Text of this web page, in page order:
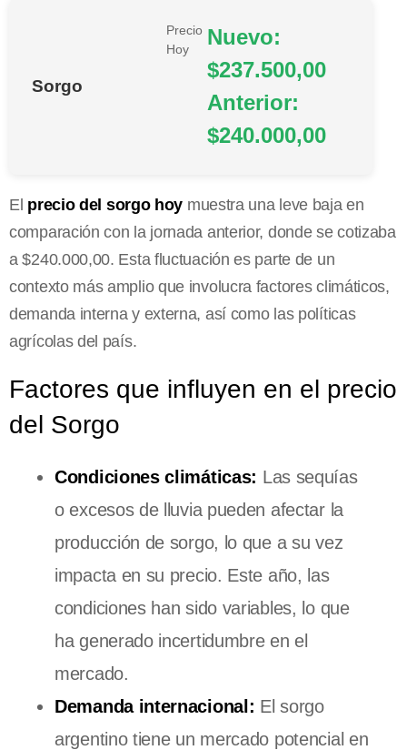
Sorgo
Precio
Hoy
Nuevo:
$237.500,00
Anterior:
$240.000,00
El precio del sorgo hoy muestra una leve baja en
comparación con la jornada anterior, donde se cotizaba
a $240.000,00. Esta fluctuación es parte de un
contexto más amplio que involucra factores climáticos,
demanda interna y externa, así como las políticas
agrícolas del país.
Factores que influyen en el precio
del Sorgo
Condiciones climáticas: Las sequías
o excesos de lluvia pueden afectar la
producción de sorgo, lo que a su vez
impacta en su precio. Este año, las
condiciones han sido variables, lo que
ha generado incertidumbre en el
mercado.
Demanda internacional: El sorgo
argentino tiene un mercado potencial en